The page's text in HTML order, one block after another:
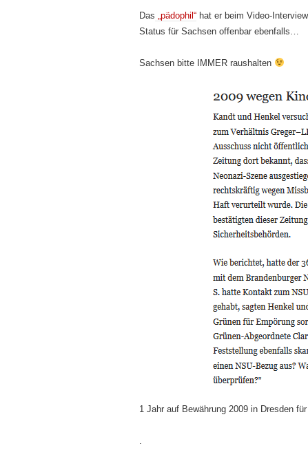
Das „pädophil“ hat er beim Video-
Status für Sachsen offenbar ebenfalls…
Sachsen bitte IMMER raushalten
1 Jahr auf Bewährung 2009 in Dresden